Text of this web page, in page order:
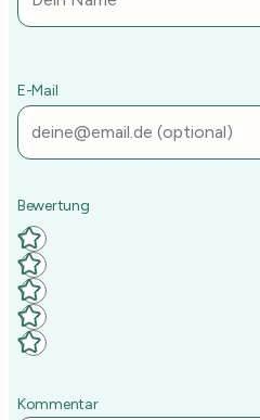
Kommentar
Deine Rezept-Bewertung
E-Mail